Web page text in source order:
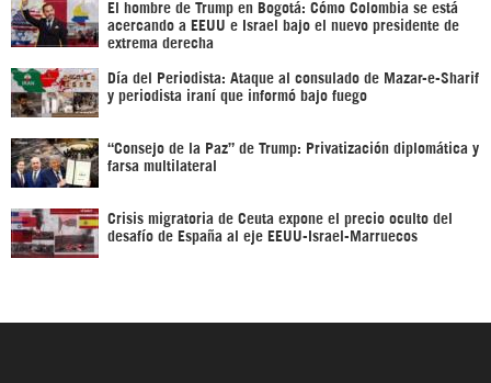
El hombre de Trump en Bogotá: Cómo Colombia se está
acercando a EEUU e Israel bajo el nuevo presidente de
extrema derecha
Día del Periodista: Ataque al consulado de Mazar-e-Sharif
y periodista iraní que informó bajo fuego
“Consejo de la Paz” de Trump: Privatización diplomática y
farsa multilateral
Crisis migratoria de Ceuta expone el precio oculto del
desafío de España al eje EEUU-Israel-Marruecos